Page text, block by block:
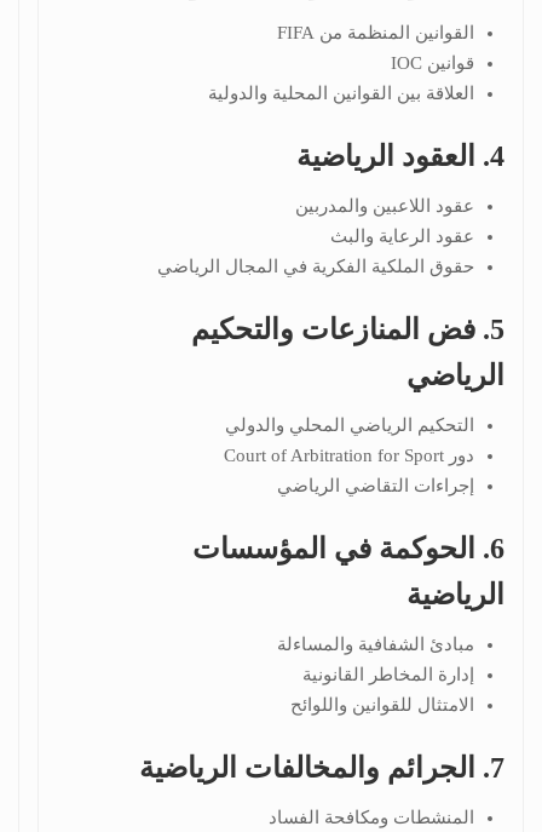
القوانين المنظمة من FIFA
قوانين IOC
العلاقة بين القوانين المحلية والدولية
4. العقود الرياضية
عقود اللاعبين والمدربين
عقود الرعاية والبث
حقوق الملكية الفكرية في المجال الرياضي
5. فض المنازعات والتحكيم
الرياضي
التحكيم الرياضي المحلي والدولي
دور Court of Arbitration for Sport
إجراءات التقاضي الرياضي
6. الحوكمة في المؤسسات
الرياضية
مبادئ الشفافية والمساءلة
إدارة المخاطر القانونية
الامتثال للقوانين واللوائح
7. الجرائم والمخالفات الرياضية
المنشطات ومكافحة الفساد